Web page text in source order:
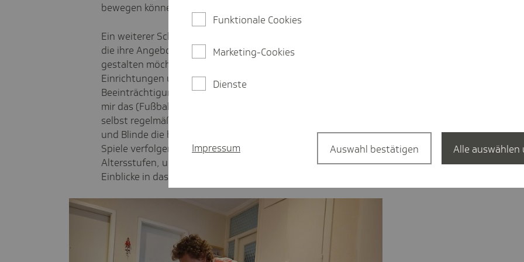
bewegen können.
Ein weiterer Schwerpunkt meiner Arbeit sind Schulungen für Unternehmen,
die ihre Angebote für sehbehinderte und blinde Menschen barrierefrei
gestalten möchten. Dabei geht es etwa darum, Museen oder andere
Einrichtungen und deren Webseiten so zu gestalten, dass auch Menschen mit
Beeinträchtigungen im Sehen aktiv teilhaben können. Ein Herzensthema ist
mir das (Fußball-)Stadion als Lern- und Begegnungsort. Als Fußball-Fan, die
selbst regelmäßig Spiele besucht, ist es mir ein Anliegen, dass Sehbehinderte
und Blinde die besondere Atmosphäre im Stadion erleben und spannende
Spiele verfolgen können. Darüber hinaus besuche ich Schulklassen aller
Altersstufen, um mit jungen Menschen ins Gespräch zu kommen und ihnen
Einblicke in das Leben mit einer Sehbehinderung und Blindsein zu geben.
Funktionale Cookies
Marketing-Cookies
Dienste
Impressum Auswahl bestätigen Alle auswählen